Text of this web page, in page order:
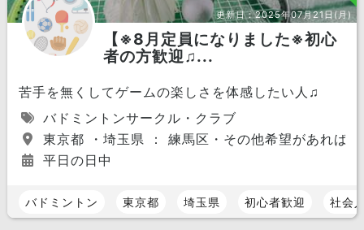
更新日：2025年07月21日(月)
【※8月定員になりました※初心
者の方歓迎♫...
苦手を無くしてゲームの楽しさを体感したい人♫
バドミントンサークル・クラブ
東京都 ・埼玉県 ： 練馬区・その他希望があれば
平日の日中
バドミントン 東京都 埼玉県 初心者歓迎 社会